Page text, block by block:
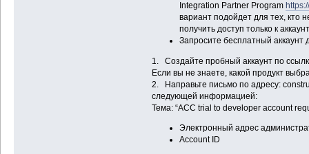
Integration Partner Program
вариант подойдет для тех, кто
получить доступ только к
Запросите бесплатный аккаунт
1. Создайте пробный аккаунт по
Если вы не знаете, какой продукт
2. Направьте письмо по адресу:
следующей информацией:
Тема: “ACC trial to developer account
Электронный адрес
Account ID